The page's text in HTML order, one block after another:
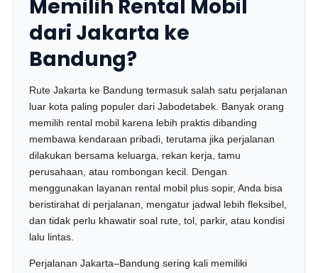
Memilih Rental Mobil
dari Jakarta ke
Bandung?
Rute Jakarta ke Bandung termasuk salah satu perjalanan
luar kota paling populer dari Jabodetabek. Banyak orang
memilih rental mobil karena lebih praktis dibanding
membawa kendaraan pribadi, terutama jika perjalanan
dilakukan bersama keluarga, rekan kerja, tamu
perusahaan, atau rombongan kecil. Dengan
menggunakan layanan rental mobil plus sopir, Anda bisa
beristirahat di perjalanan, mengatur jadwal lebih fleksibel,
dan tidak perlu khawatir soal rute, tol, parkir, atau kondisi
lalu lintas.
Perjalanan Jakarta–Bandung sering kali memiliki